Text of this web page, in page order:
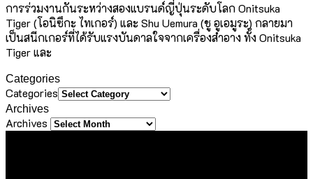
การร่วมงานกันระหว่างสองแบรนด์ญี่ปุ่นระดับโลก Onitsuka
Tiger (โอนิซึกะ ไทเกอร์) และ Shu Uemura (ชู อูเอมูระ) กลายมา
เป็นสนีกเกอร์ที่ได้รับแรงบันดาลใจจากเครื่องสำอาง ทั้ง Onitsuka
Tiger และ
Categories
Categories
Archives
Archives